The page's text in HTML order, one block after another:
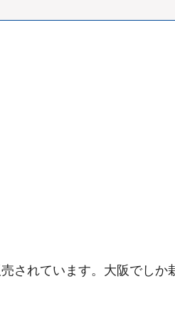
されています。大阪でしか